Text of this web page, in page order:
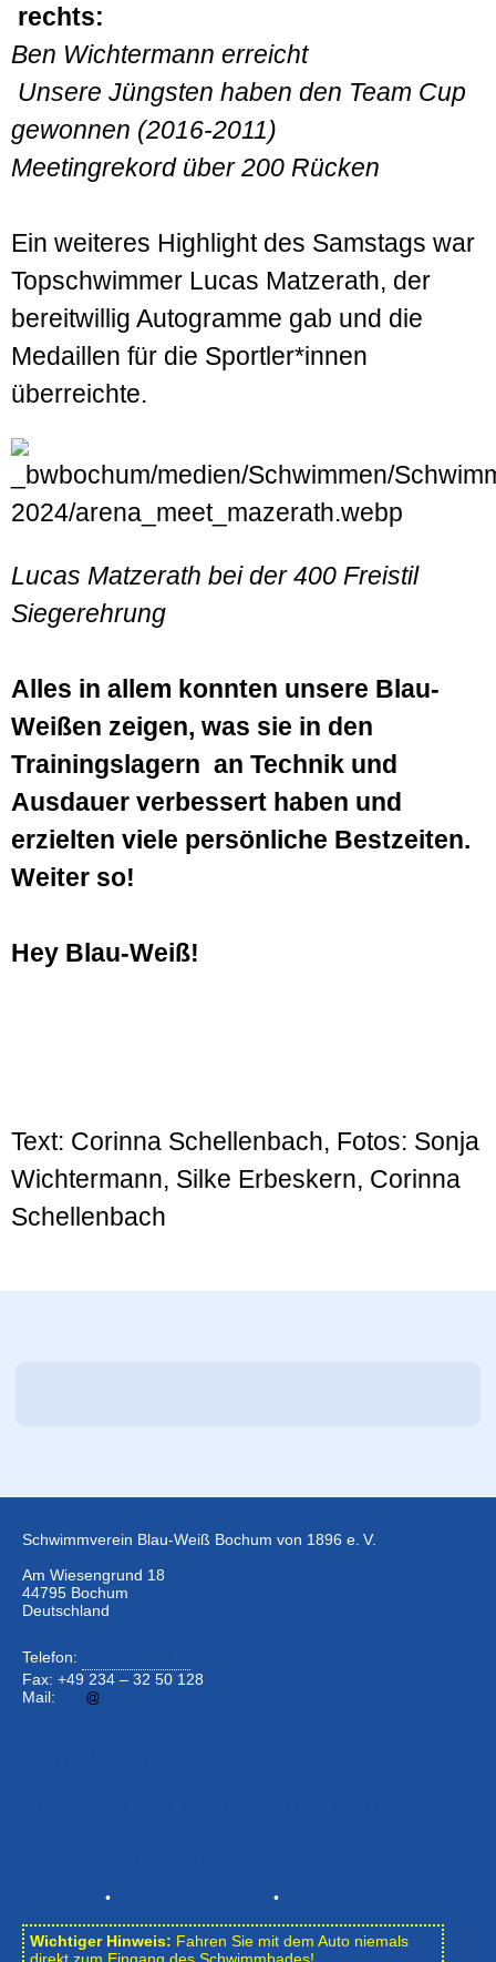
rechts:
Ben Wichtermann erreicht
Unsere Jüngsten haben den Team Cup
gewonnen (2016-2011)
Meetingrekord über 200 Rücken
Ein weiteres Highlight des Samstags war
Topschwimmer Lucas Matzerath, der
bereitwillig Autogramme gab und die
Medaillen für die Sportler*innen
überreichte.
Lucas Matzerath bei der 400 Freistil
Siegerehrung
Alles in allem konnten unsere Blau-
Weißen zeigen, was sie in den
Trainingslagern an Technik und
Ausdauer verbessert haben und
erzielten viele persönliche Bestzeiten.
Weiter so!
Hey Blau-Weiß!
Text: Corinna Schellenbach, Fotos: Sonja
Wichtermann, Silke Erbeskern, Corinna
Schellenbach
Schwimmverein Blau-Weiß Bochum von 1896 e. V.
Am Wiesengrund 18
44795 Bochum
Deutschland
Telefon:
Fax: +49 234 – 32 50 128
Mail:
• •
Wichtiger Hinweis: Fahren Sie mit dem Auto niemals